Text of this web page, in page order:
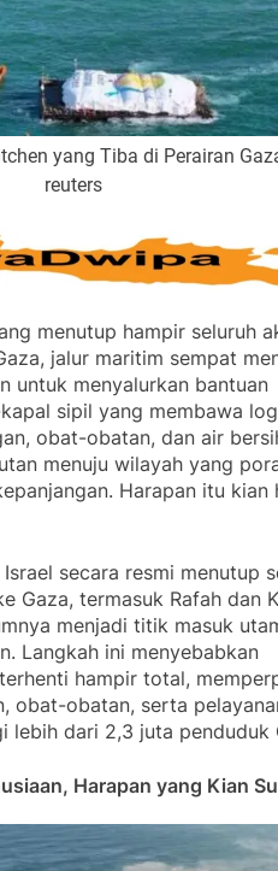
yang Tiba di Perairan
reuters
menutup hampir seluruh
jalur maritim sempat
untuk menyalurkan bantuan
sipil yang membawa
obat-obatan, dan air
menuju wilayah yang
Harapan itu kian
secara resmi menutup
Gaza, termasuk Rafah dan
menjadi titik masuk
Langkah ini menyebabkan
hampir total,
obat-obatan, serta
lebih dari 2,3 juta penduduk
Harapan yang Kian